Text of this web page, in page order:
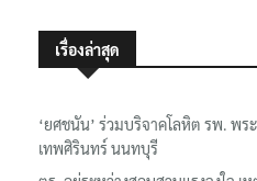
เรื่องล่าสุด
‘ยศชนัน’ ร่วมบริจาคโลหิต รพ. พร
เทพศิรินทร์ นนทบุรี